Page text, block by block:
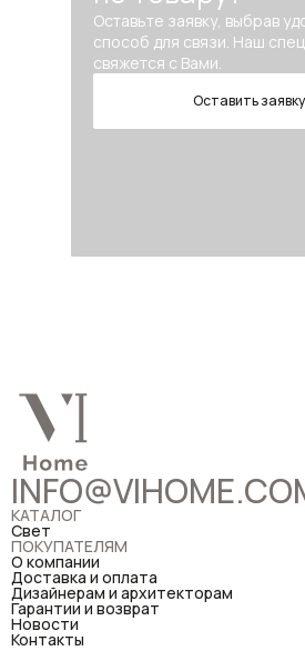
Оставьте заявку, выбрав
способ для связи. Наш
свяжется с Вами.
Оставить заявку
КАТАЛОГ
Свет
ПОКУПАТЕЛЯМ
О компании
Доставка и оплата
Дизайнерам и архитекторам
Гарантии и возврат
Новости
Контакты